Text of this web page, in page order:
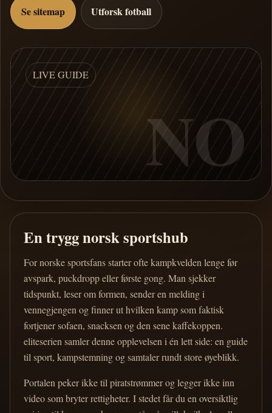
Se sitemap Utforsk fotball
LIVE GUIDE
NO
En trygg norsk sportshub
For norske sportsfans starter ofte kampkvelden lenge før
avspark, puckdropp eller første gong. Man sjekker
tidspunkt, leser om formen, sender en melding i
vennegjengen og finner ut hvilken kamp som faktisk
fortjener sofaen, snacksen og den sene kaffekoppen.
eliteserien samler denne opplevelsen i én lett side: en guide
til sport, kampstemning og samtaler rundt store øyeblikk.
Portalen peker ikke til piratstrømmer og legger ikke inn
video som bryter rettigheter. I stedet får du en oversiktlig